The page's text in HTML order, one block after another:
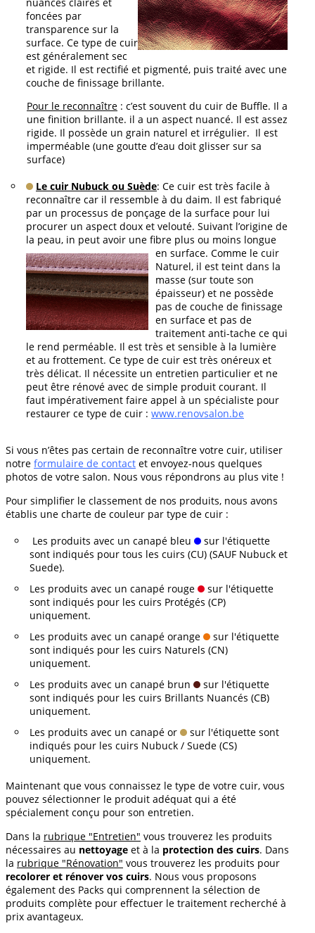
foncées par
transparence sur la
surface. Ce type de cuir
est généralement sec
et rigide. Il est rectifié et pigmenté, puis traité avec une
couche de finissage brillante.
Pour le reconnaître : c’est souvent du cuir de Buffle. Il a
une finition brillante. il a un aspect nuancé. Il est assez
rigide. Il possède un grain naturel et irrégulier. Il est
imperméable (une goutte d’eau doit glisser sur sa
surface)
Le cuir Nubuck ou Suède: Ce cuir est très facile à
reconnaître car il ressemble à du daim. Il est fabriqué
par un processus de ponçage de la surface pour lui
procurer un aspect doux et velouté. Suivant l’origine de
la peau, in peut avoir une fibre plus ou moins longue
en surface. Comme le cuir
Naturel, il est teint dans la
masse (sur toute son
épaisseur) et ne possède
pas de couche de finissage
en surface et pas de
traitement anti-tache ce qui
le rend perméable. Il est très et sensible à la lumière
et au frottement. Ce type de cuir est très onéreux et
très délicat. Il nécessite un entretien particulier et ne
peut être rénové avec de simple produit courant. Il
faut impérativement faire appel à un spécialiste pour
restaurer ce type de cuir : www.renovsalon.be
Si vous n’êtes pas certain de reconnaître votre cuir, utiliser
notre formulaire de contact et envoyez-nous quelques
photos de votre salon. Nous vous répondrons au plus vite !
Pour simplifier le classement de nos produits, nous avons
établis une charte de couleur par type de cuir :
Les produits avec un canapé bleu
sur l'étiquette
sont indiqués pour tous les cuirs (CU) (SAUF Nubuck et
Suede).
Les produits avec un canapé rouge
sur l'étiquette
sont indiqués pour les cuirs Protégés (CP)
uniquement.
Les produits avec un canapé orange
sur l'étiquette
sont indiqués pour les cuirs Naturels (CN)
uniquement.
Les produits avec un canapé brun
sur l'étiquette
sont indiqués pour les cuirs Brillants Nuancés (CB)
uniquement.
Les produits avec un canapé or
sur l'étiquette sont
indiqués pour les cuirs Nubuck / Suede (CS)
uniquement.
Maintenant que vous connaissez le type de votre cuir, vous
pouvez sélectionner le produit adéquat qui a été
spécialement conçu pour son entretien.
Dans la rubrique "Entretien" vous trouverez les produits
nécessaires au nettoyage et à la protection des cuirs. Dans
la rubrique "Rénovation" vous trouverez les produits pour
recolorer et rénover vos cuirs. Nous vous proposons
également des Packs qui comprennent la sélection de
produits complète pour effectuer le traitement recherché à
prix avantageux.